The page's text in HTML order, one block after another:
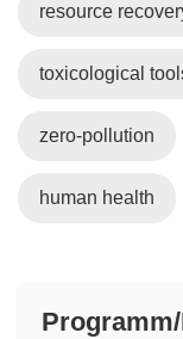
resource
toxicological
zero-pollution
human health